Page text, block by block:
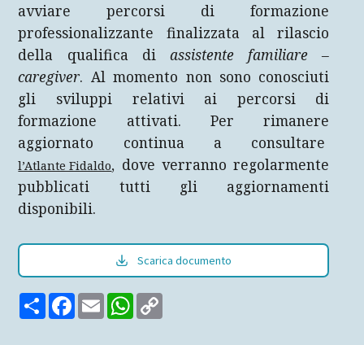
avviare percorsi di formazione
professionalizzante finalizzata al rilascio
della qualifica diassistente familiare –
caregiver. Al momento non sono conosciuti
gli sviluppi relativi ai percorsi di
formazione attivati. Per rimanere
aggiornato continua a consultare
l’Atlante Fidaldo, dove verranno regolarmente
pubblicati tutti gli aggiornamenti
disponibili.
Scarica documento
ShareFacebook
EmailWhatsApp